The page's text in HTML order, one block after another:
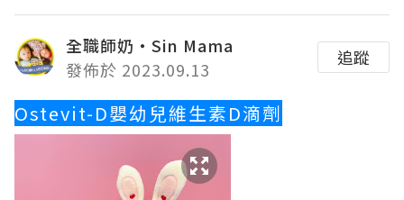
全職師奶‧Sin Mama
發佈於 2023.09.13
追蹤
Ostevit-D嬰幼兒維生素D滴劑